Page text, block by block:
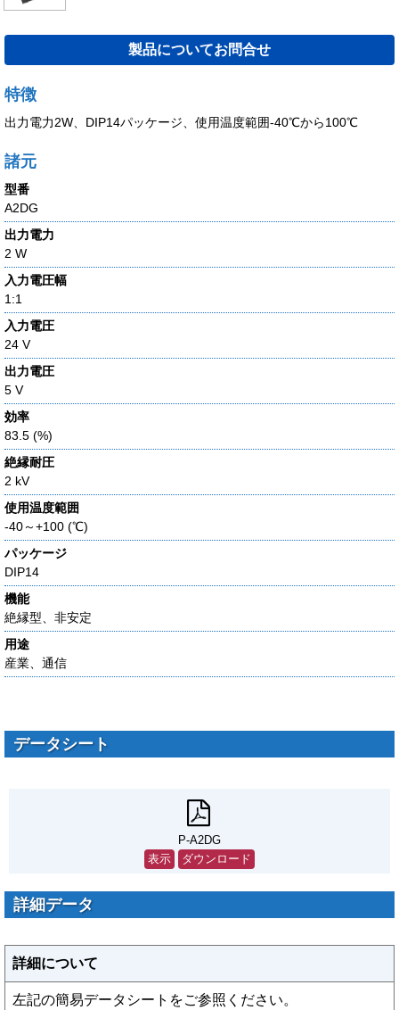
製品についてお問合せ
特徴
出力電力2W、DIP14パッケージ、使用温度範囲-40℃から100℃
諸元
型番
A2DG
出力電力
2 W
入力電圧幅
1:1
入力電圧
24 V
出力電圧
5 V
効率
83.5 (%)
絶縁耐圧
2 kV
使用温度範囲
-40～+100 (℃)
パッケージ
DIP14
機能
絶縁型、非安定
用途
産業、通信
データシート
P-A2DG
表示
ダウンロード
詳細データ
詳細について
左記の簡易データシートをご参照ください。